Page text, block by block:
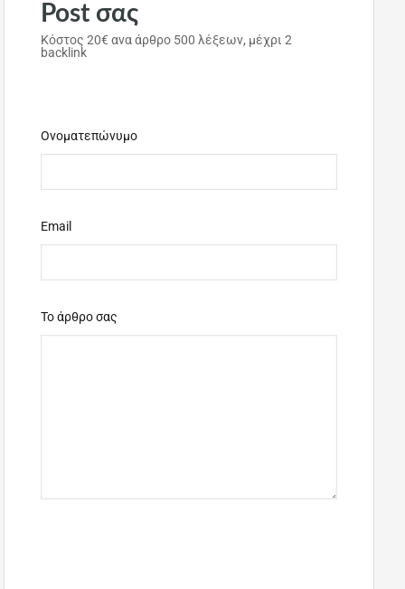
Post σας
Κόστος 20€ ανα άρθρο 500 λέξεων, μέχρι 2
backlink
HIKE
Guest Posts
Ονοματεπώνυμο
Email
Το άρθρο σας